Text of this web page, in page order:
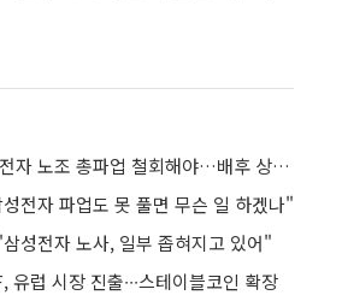
소상공인업계 “삼성전자 노조 총파업 철회해야…배후 상권 직격탄 우려”
전자 파업도 못 풀면 무슨 일 하겠나"
성전자 노사, 일부 좁혀지고 있어"
럽 시장 진출∙∙∙스테이블코인 확장